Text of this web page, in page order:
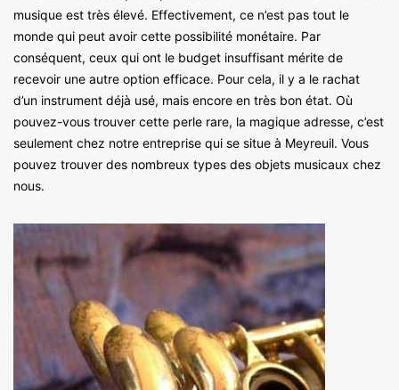
musique est très élevé. Effectivement, ce n’est pas tout le
monde qui peut avoir cette possibilité monétaire. Par
conséquent, ceux qui ont le budget insuffisant mérite de
recevoir une autre option efficace. Pour cela, il y a le rachat
d’un instrument déjà usé, mais encore en très bon état. Où
pouvez-vous trouver cette perle rare, la magique adresse, c’est
seulement chez notre entreprise qui se situe à Meyreuil. Vous
pouvez trouver des nombreux types des objets musicaux chez
nous.